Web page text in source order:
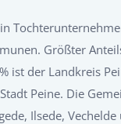
Größter
ist der Landkreis
Peine. Die
Ilsede,